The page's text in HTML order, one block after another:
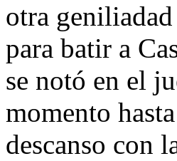
otra
para batir a
se notó en el
momento
descanso con